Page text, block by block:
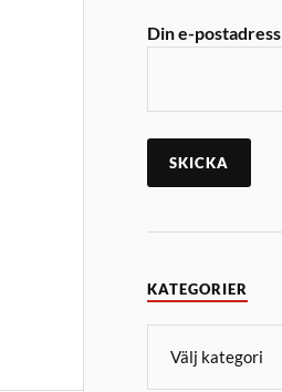
Din e-postadress
KATEGORIER